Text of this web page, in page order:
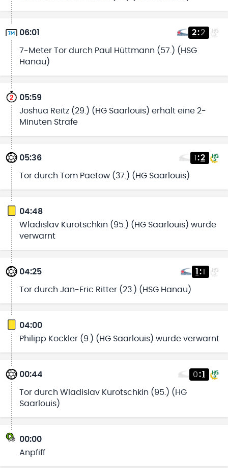
06:01 2:2
7-Meter Tor durch Paul Hüttmann (57.) (HSG
Hanau)
05:59
Joshua Reitz (29.) (HG Saarlouis) erhält eine 2-
Minuten Strafe
05:36 1 :2
Tor durch Tom Paetow (37.) (HG Saarlouis)
04:48
Wladislav Kurotschkin (95.) (HG Saarlouis) wurde
verwarnt
04:25 1 :1
Tor durch Jan-Eric Ritter (23.) (HSG Hanau)
04:00
Philipp Kockler (9.) (HG Saarlouis) wurde verwarnt
00:44 0:1
Tor durch Wladislav Kurotschkin (95.) (HG
Saarlouis)
00:00
Anpfiff